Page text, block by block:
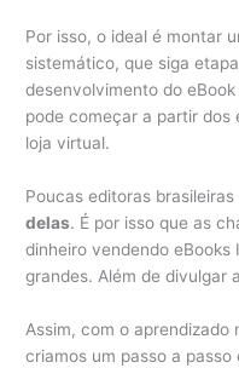
Por isso, o ideal é montar
sistemático, que siga
desenvolvimento do
pode começar a partir dos
loja virtual.
Poucas editoras
delas. É por isso que as
dinheiro vendendo
grandes. Além de divulgar
Assim, com o aprendizado
criamos um passo a